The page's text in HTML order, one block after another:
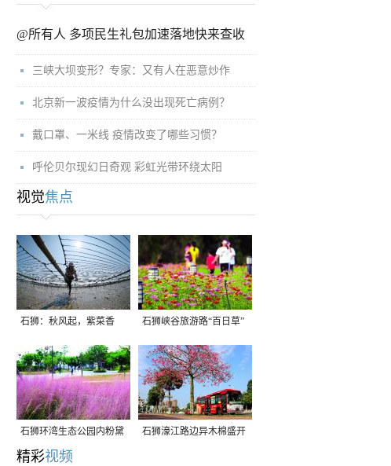
@所有人 多项民生礼包加速落地快来查收
三峡大坝变形？专家：又有人在恶意炒作
北京新一波疫情为什么没出现死亡病例？
戴口罩、一米线 疫情改变了哪些习惯？
呼伦贝尔现幻日奇观 彩虹光带环绕太阳
视觉焦点
石狮：秋风起，紫菜香 石狮峡谷旅游路“百日草”
争相斗艳
石狮环湾生态公园内粉黛
乱子草盛放
石狮濠江路边异木棉盛开
精彩视频